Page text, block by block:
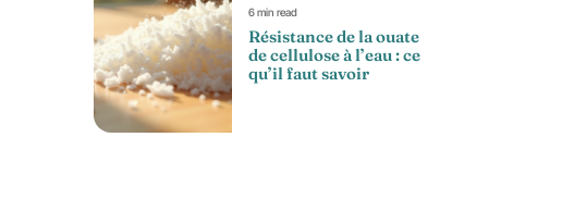
6 min read
Résistance de la ouate
de cellulose à l’eau : ce
qu’il faut savoir